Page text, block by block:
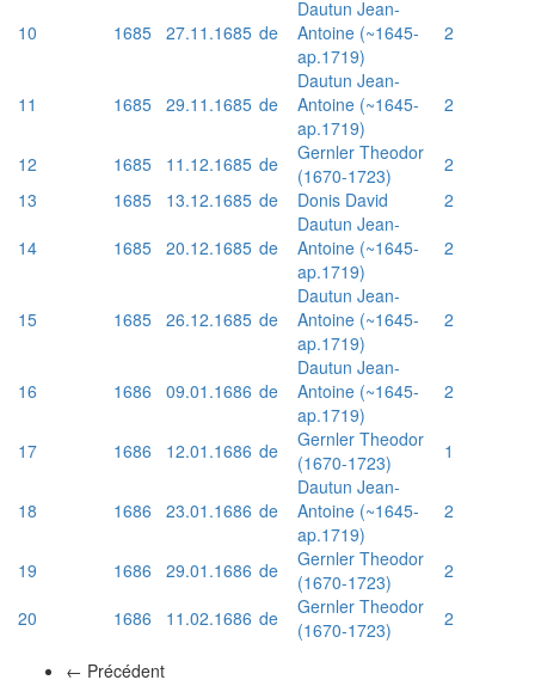
10 1685 27.11.1685 de
Dautun Jean-
Antoine (~1645-
ap.1719)
2
11 1685 29.11.1685 de
Dautun Jean-
Antoine (~1645-
ap.1719)
2
12 1685 11.12.1685 de
Gernler Theodor
(1670-1723)
2
13
1685 13.12.1685 de Donis David
2
14
1685 20.12.1685 de
Dautun Jean-
Antoine (~1645-
ap.1719)
2
15 1685 26.12.1685 de
Dautun Jean-
Antoine (~1645-
ap.1719)
2
16 1686 09.01.1686 de
Dautun Jean-
Antoine (~1645-
ap.1719)
2
17 1686 12.01.1686 de
Gernler Theodor
(1670-1723)
1
18 1686 23.01.1686 de
Dautun Jean-
Antoine (~1645-
ap.1719)
2
19 1686 29.01.1686 de
Gernler Theodor
(1670-1723)
2
20
1686 11.02.1686 de
Gernler Theodor
(1670-1723)
2
← Précédent